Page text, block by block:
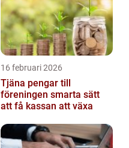
16 februari 2026
Tjäna pengar till
föreningen smarta sätt
att få kassan att växa